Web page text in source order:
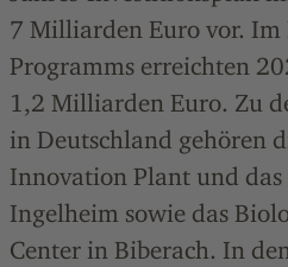
7 Milliarden Euro vor. Im
Programms erreichten
1,2 Milliarden Euro. Zu
in Deutschland gehören
Innovation Plant und
Ingelheim sowie das
Center in Biberach. In